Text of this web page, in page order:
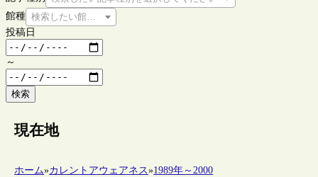
館種 検索したい館種を選択してください
投稿日
～
検索
現在地
ホーム»カレントアウェアネス»1989年～2000